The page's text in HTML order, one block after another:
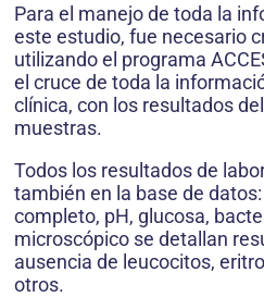
Para el manejo de toda la
este estudio, fue necesario
utilizando el programa
el cruce de toda la
clínica, con los resultados
muestras.
Todos los resultados de
también en la base de
completo, pH, glucosa,
microscópico se detallan
ausencia de leucocitos,
otros.